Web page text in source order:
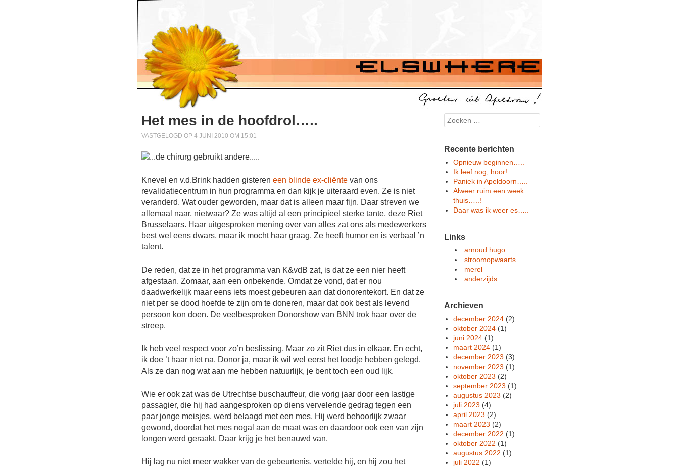
Het mes in de hoofdrol…..
VASTGELOGD OP 4 JUNI 2010 OM 15:01
Knevel en v.d.Brink hadden gisteren een blinde ex-cliënte van ons
revalidatiecentrum in hun programma en dan kijk je uiteraard even. Ze is niet
veranderd. Wat ouder geworden, maar dat is alleen maar fijn. Daar streven we
allemaal naar, nietwaar? Ze was altijd al een principieel sterke tante, deze Riet
Brusselaars. Haar uitgesproken mening over van alles zat ons als medewerkers
best wel eens dwars, maar ik mocht haar graag. Ze heeft humor en is verbaal ’n
talent.
De reden, dat ze in het programma van K&vdB zat, is dat ze een nier heeft
afgestaan. Zomaar, aan een onbekende. Omdat ze vond, dat er nou
daadwerkelijk maar eens iets moest gebeuren aan dat donorentekort. En dat ze
niet per se dood hoefde te zijn om te doneren, maar dat ook best als levend
persoon kon doen. De veelbesproken Donorshow van BNN trok haar over de
streep.
Ik heb veel respect voor zo’n beslissing. Maar zo zit Riet dus in elkaar. En echt,
ik doe ’t haar niet na. Donor ja, maar ik wil wel eerst het loodje hebben gelegd.
Als ze dan nog wat aan me hebben natuurlijk, je bent toch een oud lijk.
Wie er ook zat was de Utrechtse buschauffeur, die vorig jaar door een lastige
passagier, die hij had aangesproken op diens vervelende gedrag tegen een
paar jonge meisjes, werd belaagd met een mes. Hij werd behoorlijk zwaar
gewond, doordat het mes nogal aan de maat was en daardoor ook een van zijn
longen werd geraakt. Daar krijg je het benauwd van.
Hij lag nu niet meer wakker van de gebeurtenis, vertelde hij, en hij zou het
Search
Recente berichten
Opnieuw beginnen…..
Ik leef nog, hoor!
Paniek in Apeldoorn…..
Alweer ruim een week
thuis…..!
Daar was ik weer es…..
Links
arnoud hugo
stroomopwaarts
merel
anderzijds
Archieven
december 2024 (2)
oktober 2024 (1)
juni 2024 (1)
maart 2024 (1)
december 2023 (3)
november 2023 (1)
oktober 2023 (2)
september 2023 (1)
augustus 2023 (2)
juli 2023 (4)
april 2023 (2)
maart 2023 (2)
december 2022 (1)
oktober 2022 (1)
augustus 2022 (1)
juli 2022 (1)